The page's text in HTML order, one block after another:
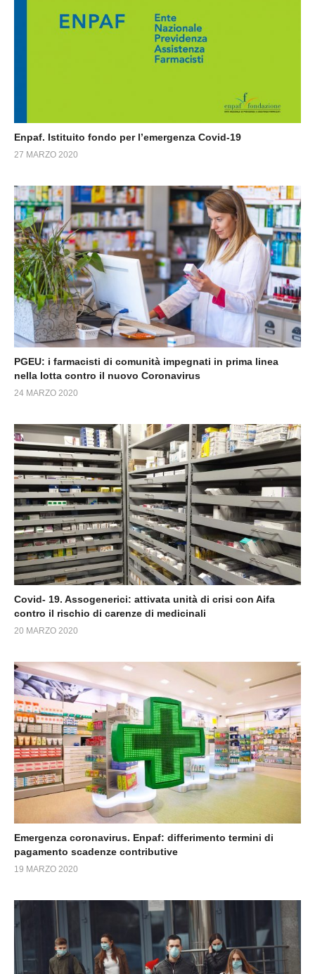
Enpaf. Istituito fondo per l’emergenza Covid-19
27 MARZO 2020
PGEU: i farmacisti di comunità impegnati in prima linea
nella lotta contro il nuovo Coronavirus
24 MARZO 2020
Covid- 19. Assogenerici: attivata unità di crisi con Aifa
contro il rischio di carenze di medicinali
20 MARZO 2020
Emergenza coronavirus. Enpaf: differimento termini di
pagamento scadenze contributive
19 MARZO 2020